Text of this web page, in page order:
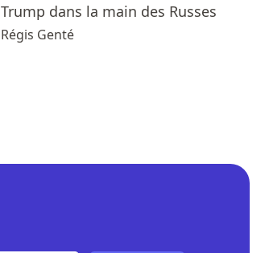
Trump dans la main des Russes
Régis Genté